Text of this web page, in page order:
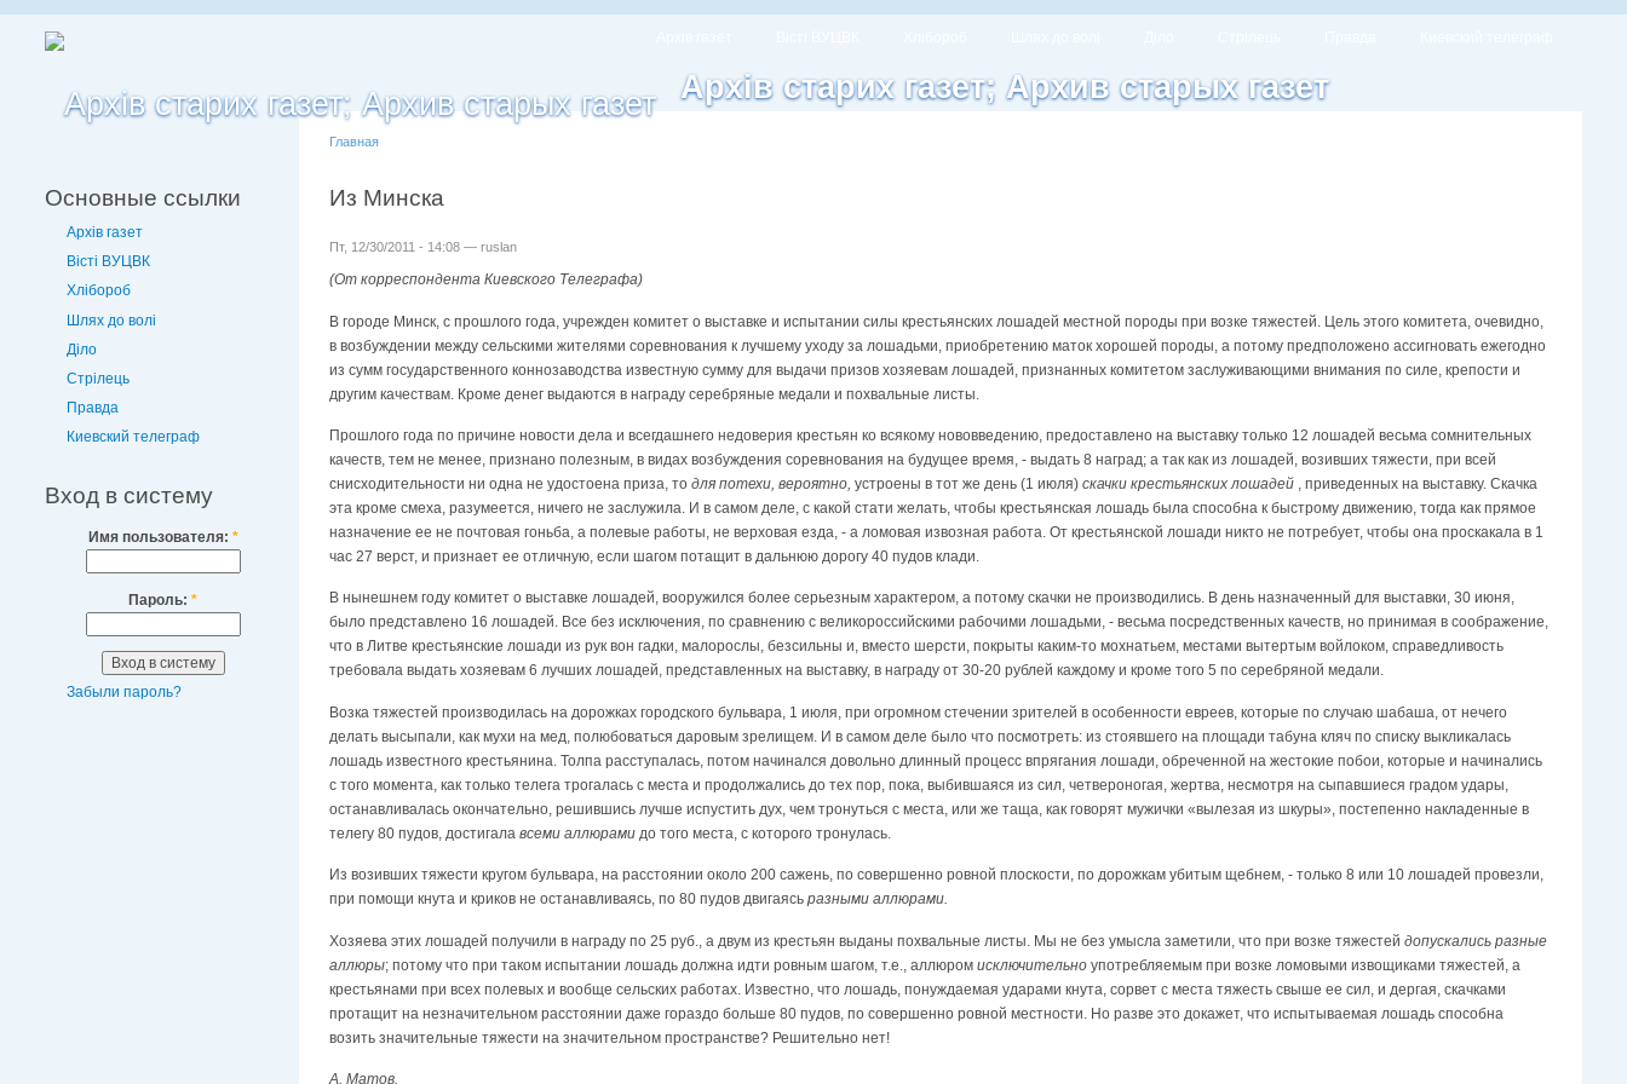
Архів старих газет; Архив старых газет
Основные ссылки
Архів газет
Вісті ВУЦВК
Хлібороб
Шлях до волі
Діло
Стрілець
Правда
Киевский телеграф
Вход в систему
Имя пользователя: *
Пароль: *
Забыли пароль?
Главная
Из Минска
Пт, 12/30/2011 - 14:08 — ruslan
(От корреспондента Киевского Телеграфа)
В городе Минск, с прошлого года, учрежден комитет о выставке и испытании силы крестьянских лошадей местной породы при возке тяжестей. Цель этого комитета, очевидно,
в возбуждении между сельскими жителями соревнования к лучшему уходу за лошадьми, приобретению маток хорошей породы, а потому предположено ассигновать ежегодно
из сумм государственного коннозаводства известную сумму для выдачи призов хозяевам лошадей, признанных комитетом заслуживающими внимания по силе, крепости и
другим качествам. Кроме денег выдаются в награду серебряные медали и похвальные листы.
Прошлого года по причине новости дела и всегдашнего недоверия крестьян ко всякому нововведению, предоставлено на выставку только 12 лошадей весьма сомнительных
качеств, тем не менее, признано полезным, в видах возбуждения соревнования на будущее время, - выдать 8 наград; а так как из лошадей, возивших тяжести, при всей
снисходительности ни одна не удостоена приза, то для потехи, вероятно, устроены в тот же день (1 июля) скачки крестьянских лошадей , приведенных на выставку. Скачка
эта кроме смеха, разумеется, ничего не заслужила. И в самом деле, с какой стати желать, чтобы крестьянская лошадь была способна к быстрому движению, тогда как прямое
назначение ее не почтовая гоньба, а полевые работы, не верховая езда, - а ломовая извозная работа. От крестьянской лошади никто не потребует, чтобы она проскакала в 1
час 27 верст, и признает ее отличную, если шагом потащит в дальнюю дорогу 40 пудов клади.
В нынешнем году комитет о выставке лошадей, вооружился более серьезным характером, а потому скачки не производились. В день назначенный для выставки, 30 июня,
было представлено 16 лошадей. Все без исключения, по сравнению с великороссийскими рабочими лошадьми, - весьма посредственных качеств, но принимая в соображение,
что в Литве крестьянские лошади из рук вон гадки, малорослы, безсильны и, вместо шерсти, покрыты каким-то мохнатьем, местами вытертым войлоком, справедливость
требовала выдать хозяевам 6 лучших лошадей, представленных на выставку, в награду от 30-20 рублей каждому и кроме того 5 по серебряной медали.
Возка тяжестей производилась на дорожках городского бульвара, 1 июля, при огромном стечении зрителей в особенности евреев, которые по случаю шабаша, от нечего
делать высыпали, как мухи на мед, полюбоваться даровым зрелищем. И в самом деле было что посмотреть: из стоявшего на площади табуна кляч по списку выкликалась
лошадь известного крестьянина. Толпа расступалась, потом начинался довольно длинный процесс впрягания лошади, обреченной на жестокие побои, которые и начинались
с того момента, как только телега трогалась с места и продолжались до тех пор, пока, выбившаяся из сил, четвероногая, жертва, несмотря на сыпавшиеся градом удары,
останавливалась окончательно, решившись лучше испустить дух, чем тронуться с места, или же таща, как говорят мужички «вылезая из шкуры», постепенно накладенные в
телегу 80 пудов, достигала всеми аллюрами до того места, с которого тронулась.
Из возивших тяжести кругом бульвара, на расстоянии около 200 сажень, по совершенно ровной плоскости, по дорожкам убитым щебнем, - только 8 или 10 лошадей провезли,
при помощи кнута и криков не останавливаясь, по 80 пудов двигаясь разными аллюрами.
Хозяева этих лошадей получили в награду по 25 руб., а двум из крестьян выданы похвальные листы. Мы не без умысла заметили, что при возке тяжестей допускались разные
аллюры; потому что при таком испытании лошадь должна идти ровным шагом, т.е., аллюром исключительно употребляемым при возке ломовыми извощиками тяжестей, а
крестьянами при всех полевых и вообще сельских работах. Известно, что лошадь, понуждаемая ударами кнута, сорвет с места тяжесть свыше ее сил, и дергая, скачками
протащит на незначительном расстоянии даже гораздо больше 80 пудов, по совершенно ровной местности. Но разве это докажет, что испытываемая лошадь способна
возить значительные тяжести на значительном пространстве? Решительно нет!
А. Матов.